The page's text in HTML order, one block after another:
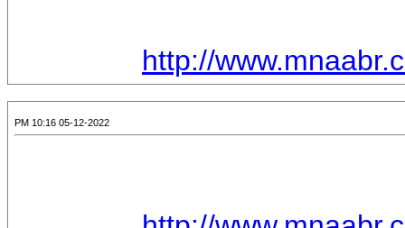
http://
05-12-2022 10:16 PM